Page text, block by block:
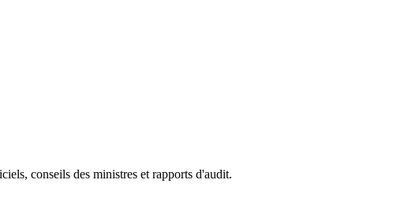
conseils des ministres et rapports d'audit.